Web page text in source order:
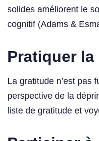
solides améliorent le
cognitif (Adams &
Pratiquer
La gratitude n’est pas
perspective de la
liste de gratitude et